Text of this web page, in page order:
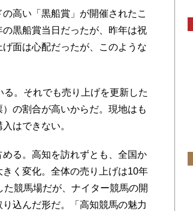
高い「黒船賞」が開催されたこ
黒船賞当日だったが、昨年は祝
面は心配だったが、このような
。それでも売り上げを更新した
の割合が高いからだ。現地はも
はできない。
る。高知を訪れずとも、全国か
く変化。全体の売り上げは10年
競馬場だが、ナイター競馬の開
込んだ形だ。「高知競馬の魅力